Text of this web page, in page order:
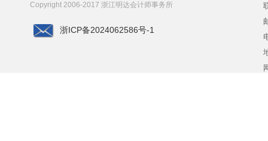
Copyright 2006-2017 浙江明达会计师事务所
浙ICP备2024062586号-1